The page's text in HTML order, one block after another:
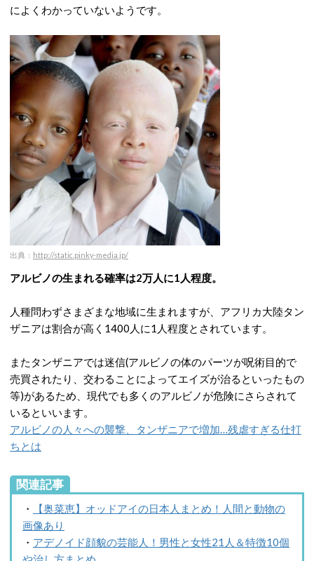
によくわかっていないようです。
出典： http://static.pinky-media.jp/
アルビノの生まれる確率は2万人に1人程度。
人種問わずさまざまな地域に生まれますが、アフリカ大陸タン
ザニアは割合が高く1400人に1人程度とされています。
またタンザニアでは迷信(アルビノの体のパーツが呪術目的で
売買されたり、交わることによってエイズが治るといったもの
等)があるため、現代でも多くのアルビノが危険にさらされて
いるといいます。
アルビノの人々への襲撃、タンザニアで増加…残虐すぎる仕打
ちとは
関連記事
・
【奥菜恵】オッドアイの日本人まとめ！人間と動物の
画像あり
・ アデノイド顔貌の芸能人！男性と女性21人＆特徴10個